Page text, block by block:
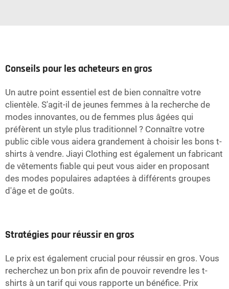
Conseils pour les acheteurs en gros
Un autre point essentiel est de bien connaître votre
clientèle. S'agit-il de jeunes femmes à la recherche de
modes innovantes, ou de femmes plus âgées qui
préfèrent un style plus traditionnel ? Connaître votre
public cible vous aidera grandement à choisir les bons t-
shirts à vendre. Jiayi Clothing est également un fabricant
de vêtements fiable qui peut vous aider en proposant
des modes populaires adaptées à différents groupes
d'âge et de goûts.
Stratégies pour réussir en gros
Le prix est également crucial pour réussir en gros. Vous
recherchez un bon prix afin de pouvoir revendre les t-
shirts à un tarif qui vous rapporte un bénéfice. Prix